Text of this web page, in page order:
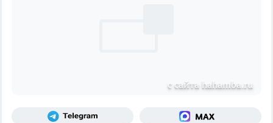
с сайта hahamba.ru